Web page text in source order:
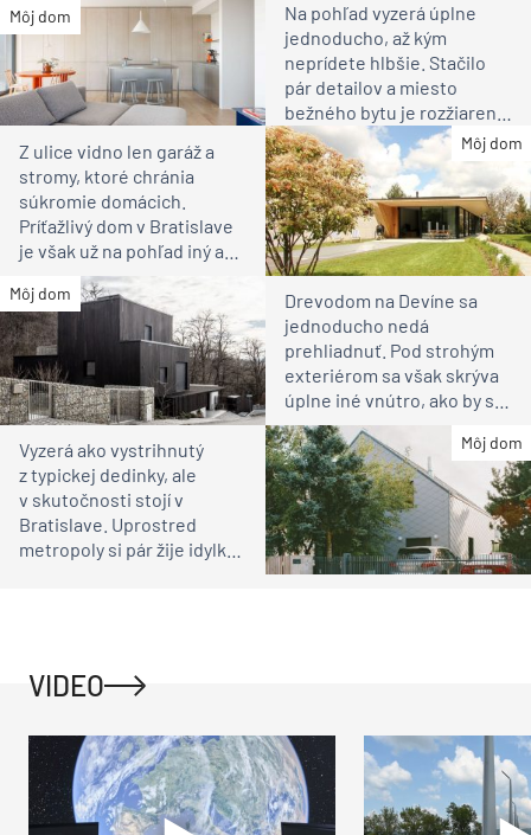
Môj dom
Na pohľad vyzerá úplne
jednoducho, až kým
neprídete hlbšie. Stačilo
pár detailov a miesto
bežného bytu je rozžiarené
bývanie pre rodinu
Môj dom
Z ulice vidno len garáž a
stromy, ktoré chránia
súkromie domácich.
Príťažlivý dom v Bratislave
je však už na pohľad iný ako
susedia
Môj dom
Drevodom na Devíne sa
jednoducho nedá
prehliadnuť. Pod strohým
exteriérom sa však skrýva
úplne iné vnútro, ako by ste
čakali
Môj dom
Vyzerá ako vystrihnutý
z typickej dedinky, ale
v skutočnosti stojí v
Bratislave. Uprostred
metropoly si pár žije idylku
VIDEO